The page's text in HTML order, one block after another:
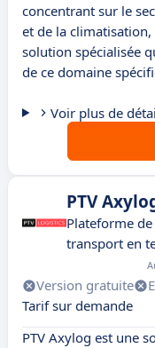
concentrant sur le
et de la
solution spécialisée
de ce domaine
Voir plus de
PTV
Plateforme
transport en
Version gratuite
Tarif sur demande
PTV Axylog est une